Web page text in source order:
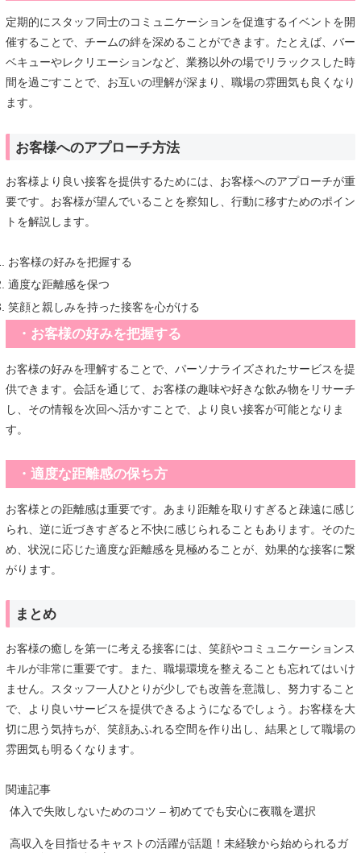
定期的にスタッフ同士のコミュニケーションを促進するイベントを開
催することで、チームの絆を深めることができます。たとえば、バー
ベキューやレクリエーションなど、業務以外の場でリラックスした時
間を過ごすことで、お互いの理解が深まり、職場の雰囲気も良くなり
ます。
お客様へのアプローチ方法
お客様より良い接客を提供するためには、お客様へのアプローチが重
要です。お客様が望んでいることを察知し、行動に移すためのポイン
トを解説します。
お客様の好みを把握する
適度な距離感を保つ
笑顔と親しみを持った接客を心がける
・お客様の好みを把握する
お客様の好みを理解することで、パーソナライズされたサービスを提
供できます。会話を通じて、お客様の趣味や好きな飲み物をリサーチ
し、その情報を次回へ活かすことで、より良い接客が可能となりま
す。
・適度な距離感の保ち方
お客様との距離感は重要です。あまり距離を取りすぎると疎遠に感じ
られ、逆に近づきすぎると不快に感じられることもあります。そのた
め、状況に応じた適度な距離感を見極めることが、効果的な接客に繋
がります。
まとめ
お客様の癒しを第一に考える接客には、笑顔やコミュニケーションス
キルが非常に重要です。また、職場環境を整えることも忘れてはいけ
ません。スタッフ一人ひとりが少しでも改善を意識し、努力すること
で、より良いサービスを提供できるようになるでしょう。お客様を大
切に思う気持ちが、笑顔あふれる空間を作り出し、結果として職場の
雰囲気も明るくなります。
関連記事
体入で失敗しないためのコツ – 初めてでも安心に夜職を選択
高収入を目指せるキャストの活躍が話題！未経験から始められるガ